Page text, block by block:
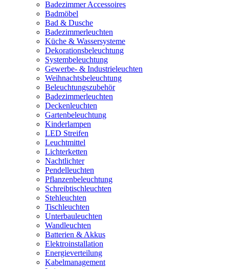
Badezimmer Accessoires
Badmöbel
Bad & Dusche
Badezimmerleuchten
Küche & Wassersysteme
Dekorationsbeleuchtung
Systembeleuchtung
Gewerbe- & Industrieleuchten
Weihnachtsbeleuchtung
Beleuchtungszubehör
Badezimmerleuchten
Deckenleuchten
Gartenbeleuchtung
Kinderlampen
LED Streifen
Leuchtmittel
Lichterketten
Nachtlichter
Pendelleuchten
Pflanzenbeleuchtung
Schreibtischleuchten
Stehleuchten
Tischleuchten
Unterbauleuchten
Wandleuchten
Batterien & Akkus
Elektroinstallation
Energieverteilung
Kabelmanagement